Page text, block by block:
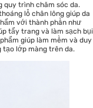
quy trình chăm sóc da.
lỗ chân lông giúp da
với thành phần như
tẩy trang và làm sạch bụi
giúp làm mềm và duy
tạo lớp màng trên da.